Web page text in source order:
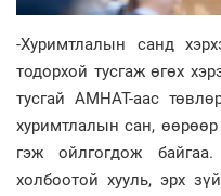
-Хуримтлалын санд
тодорхой тусгаж өгөх
тусгай АМНАТ-аас
хуримтлалын сан,
гэж ойлгогдож
холбоотой хууль, эрх